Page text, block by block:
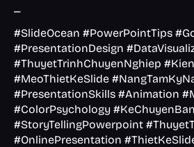
#SlideOcean #PowerPointTips
#PresentationDesign
#ThuyetTrinhChuyenNghiep
#MeoThietKeSlide
#PresentationSkills #Animation
#ColorPsychology
#StoryTellingPowerpoint
#OnlinePresentation